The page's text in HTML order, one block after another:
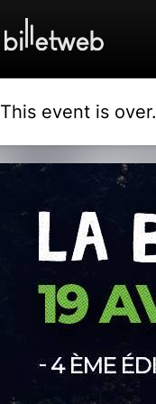
This event is over.